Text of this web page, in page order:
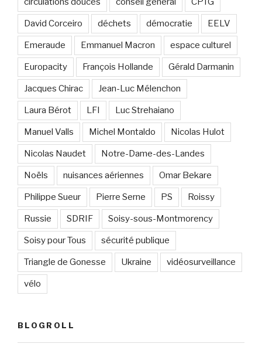
David Corceiro déchets démocratie EELV
Emeraude Emmanuel Macron espace culturel
Europacity François Hollande Gérald Darmanin
Jacques Chirac Jean-Luc Mélenchon
Laura Bérot LFI Luc Strehaiano
Manuel Valls Michel Montaldo Nicolas Hulot
Nicolas Naudet Notre-Dame-des-Landes
Noëls nuisances aériennes Omar Bekare
Philippe Sueur Pierre Serne PS Roissy
Russie SDRIF Soisy-sous-Montmorency
Soisy pour Tous sécurité publique
Triangle de Gonesse Ukraine vidéosurveillance
vélo
BLOGROLL